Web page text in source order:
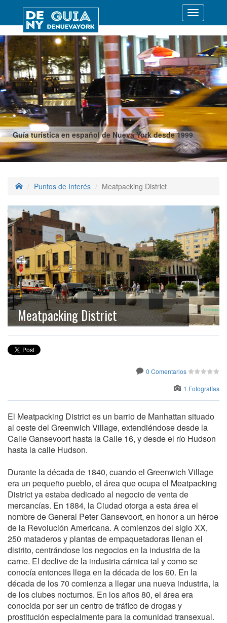
Guía turística en español de Nueva York desde 1999
Desplegar
Puntos de Interés Meatpacking District
Meatpacking District
0 Comentarios
1 Fotografías
El Meatpacking District es un barrio de Manhattan situado
al oeste del Greenwich Village, extendiéndose desde la
Calle Gansevoort hasta la Calle 16, y desde el río Hudson
hasta la calle Hudson.
Durante la década de 1840, cuando el Greenwich Village
era un pequeño pueblo, el área que ocupa el Meatpacking
District ya estaba dedicado al negocio de venta de
mercancías. En 1884, la Ciudad otorga a esta área el
nombre de General Peter Gansevoort, en honor a un héroe
de la Revolución Americana. A comienzos del siglo XX,
250 mataderos y plantas de empaquetadoras llenan el
distrito, centrándose los negocios en la industria de la
carne. El declive de la industria cárnica tal y como se
conocía entonces llega en la década de los 60. En la
década de los 70 comienza a llegar una nueva industria, la
de los clubes nocturnos. En los años 80, el área era
conocida por ser un centro de tráfico de drogas y
prostitución especialmente para la comunidad transexual.